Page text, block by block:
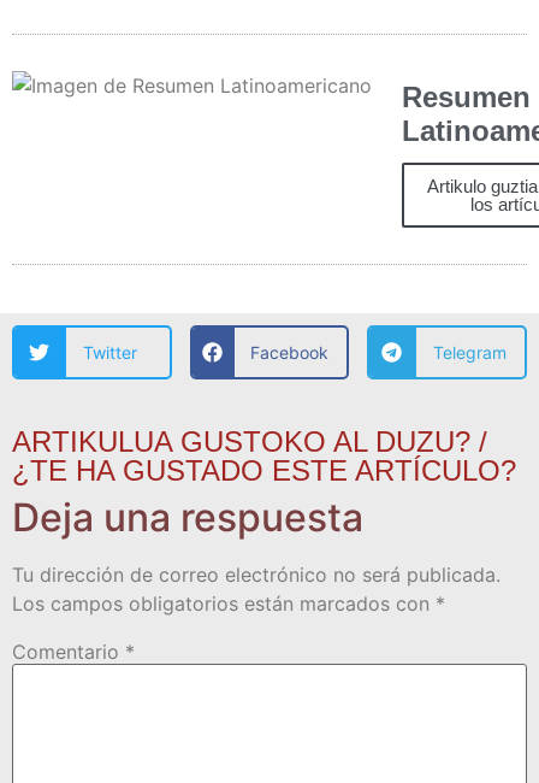
Resumen
Artikulo
los
Twitter Facebook Telegram
ARTIKULUA GUSTOKO AL DUZU? /
¿TE HA GUSTADO ESTE ARTÍCULO?
Deja una respuesta
Tu dirección de correo electrónico no será publicada.
Los campos obligatorios están marcados con *
Comentario *